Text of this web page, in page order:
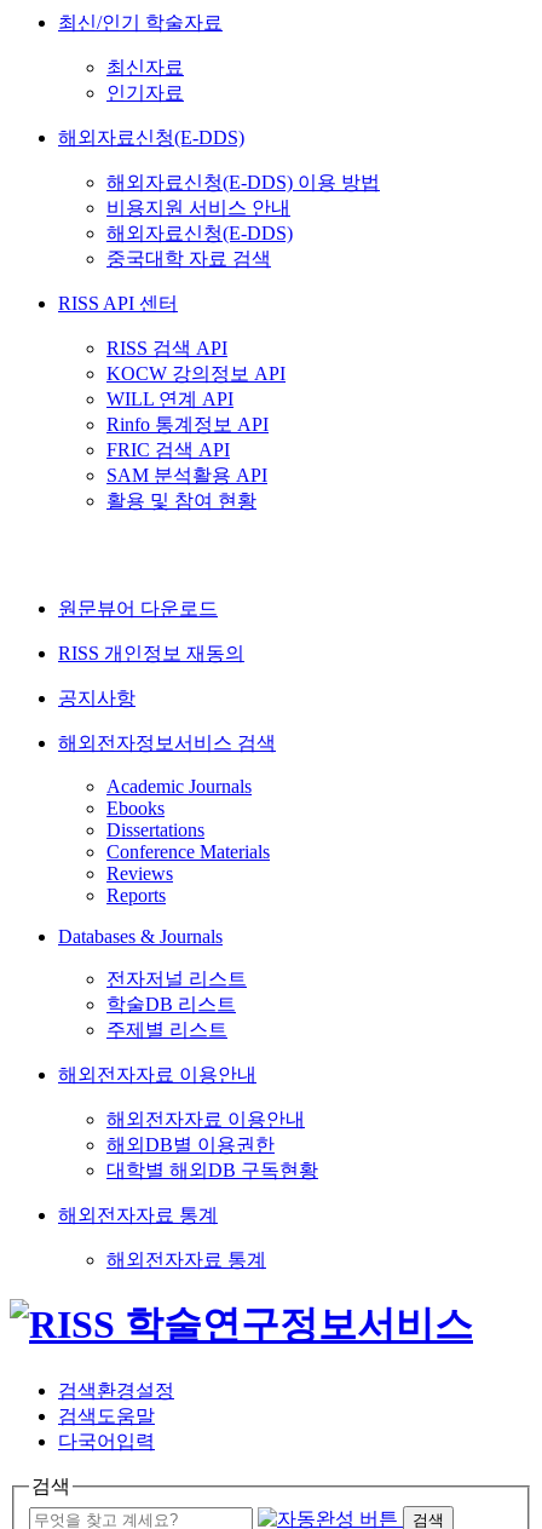
최신/인기 학술자료
최신자료
인기자료
해외자료신청(E-DDS)
해외자료신청(E-DDS) 이용 방법
비용지원 서비스 안내
해외자료신청(E-DDS)
중국대학 자료 검색
RISS API 센터
RISS 검색 API
KOCW 강의정보 API
WILL 연계 API
Rinfo 통계정보 API
FRIC 검색 API
SAM 분석활용 API
활용 및 참여 현황
원문뷰어 다운로드
RISS 개인정보 재동의
공지사항
해외전자정보서비스 검색
Academic Journals
Ebooks
Dissertations
Conference Materials
Reviews
Reports
Databases & Journals
전자저널 리스트
학술DB 리스트
주제별 리스트
해외전자자료 이용안내
해외전자자료 이용안내
해외DB별 이용권한
대학별 해외DB 구독현황
해외전자자료 통계
해외전자자료 통계
검색환경설정
검색도움말
다국어입력
검색
검색